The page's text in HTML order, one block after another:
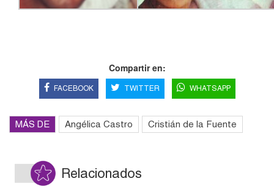
Compartir en:
FACEBOOK TWITTER WHATSAPP
MÁS DE Angélica Castro Cristián de la Fuente
Relacionados